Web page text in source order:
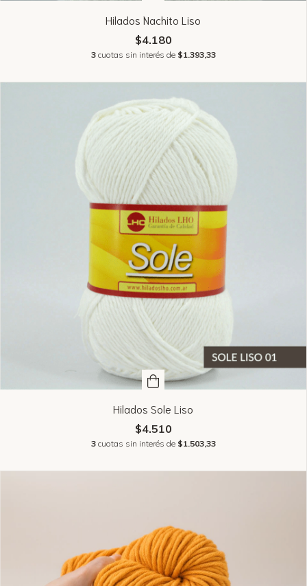
Hilados Nachito Liso
$4.180
3 cuotas sin interés de $1.393,33
Hilados Sole Liso
$4.510
3 cuotas sin interés de $1.503,33